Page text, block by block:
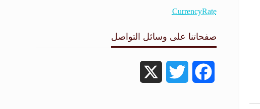
CurrencyRate
صفحاتنا على وسائل التواصل
Facebook
Twitter